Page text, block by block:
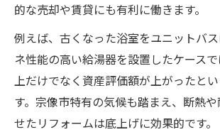
的な売却や賃貸にも有利に働きます。
例えば、古くなった浴室をユニットバ
ネ性能の高い給湯器を設置したケース
上だけでなく資産評価額が上がったと
す。宗像市特有の気候も踏まえ、断熱
せたリフォームは底上げに効果的です。